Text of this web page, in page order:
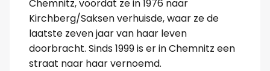
Chemnitz, voordat ze in 1976 naar
Kirchberg/Saksen verhuisde, waar ze de
laatste zeven jaar van haar leven
doorbracht. Sinds 1999 is er in Chemnitz een
straat naar haar vernoemd.